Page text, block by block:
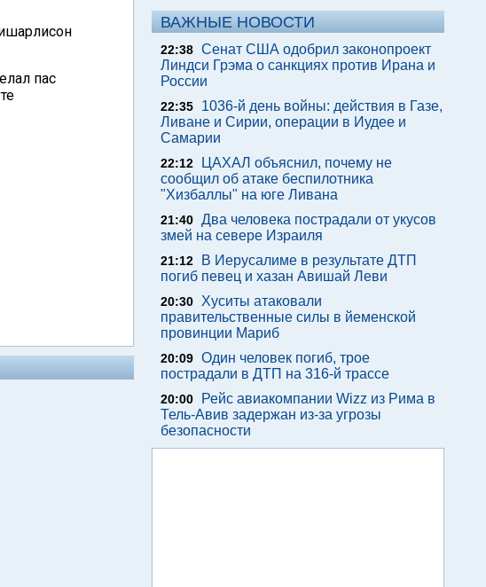
пас
ВАЖНЫЕ НОВОСТИ
22:38 Сенат США одобрил законопроект
Линдси Грэма о санкциях против Ирана и
России
22:35
1036-й день войны: действия в Газе,
Ливане и Сирии, операции в Иудее и
Самарии
22:12
ЦАХАЛ объяснил, почему не
сообщил об атаке беспилотника
"Хизбаллы" на юге Ливана
21:40 Два человека пострадали от укусов
змей на севере Израиля
21:12
В Иерусалиме в результате ДТП
погиб певец и хазан Авишай Леви
20:30
Хуситы атаковали
правительственные силы в йеменской
провинции Мариб
20:09 Один человек погиб, трое
пострадали в ДТП на 316-й трассе
20:00
Рейс авиакомпании Wizz из Рима в
Тель-Авив задержан из-за угрозы
безопасности